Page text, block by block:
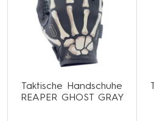
Taktische Handschuhe
REAPER GHOST GRAY